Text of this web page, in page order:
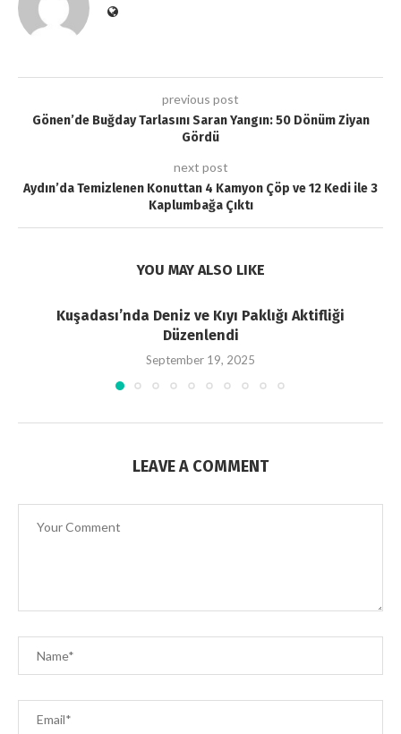
previous post
Gönen’de Buğday Tarlasını Saran Yangın: 50 Dönüm Ziyan
Gördü
next post
Aydın’da Temizlenen Konuttan 4 Kamyon Çöp ve 12 Kedi ile 3
Kaplumbağa Çıktı
YOU MAY ALSO LIKE
Kuşadası’nda Deniz ve Kıyı Paklığı Aktifliği
Düzenlendi
September 19, 2025
LEAVE A COMMENT